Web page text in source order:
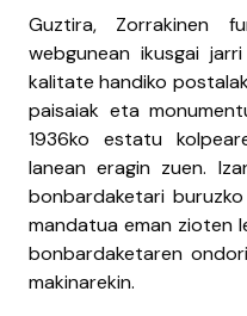
Guztira, Zorrakinen
webgunean ikusgai
kalitate handiko
paisaiak eta
1936ko estatu
lanean eragin zuen.
bonbardaketari
mandatua eman zioten
bonbardaketaren
makinarekin.